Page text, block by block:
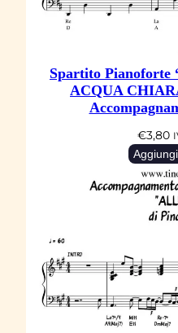
Spartito Pianoforte
ACQUA
€3,80